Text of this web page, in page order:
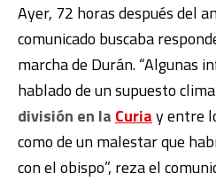
Ayer, 72 horas después del
comunicado buscaba
marcha de Durán. “Algunas
hablado de un supuesto
división en la Curiay entre
como de un malestar que
con el obispo”, reza el